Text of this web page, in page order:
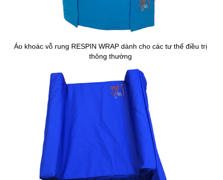
Áo khoác vỗ rung RESPIN WRAP dành cho các tư thế điều trị
thông thường